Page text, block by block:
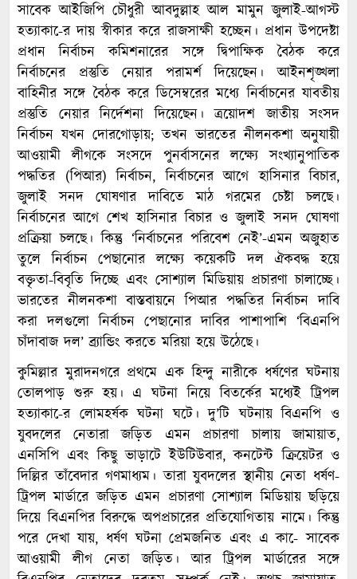
সাবেক আইজিপি চৌধুরী আবদুল্লাহ আল মামুন জুলাই-আগস্ট
হত্যাকা-ের দায় স্বীকার করে রাজসাক্ষী হচ্ছেন। প্রধান উপদেষ্টা
প্রধান নির্বাচন কমিশনারের সঙ্গে দ্বিপাক্ষিক বৈঠক করে
নির্বাচনের প্রস্তুতি নেয়ার পরামর্শ দিয়েছেন। আইনশৃঙ্খলা
বাহিনীর সঙ্গে বৈঠক করে ডিসেম্বরের মধ্যে নির্বাচনের যাবতীয়
প্রস্তুতি নেয়ার নির্দেশনা দিয়েছেন। ত্রয়োদশ জাতীয় সংসদ
নির্বাচন যখন দোরগোড়ায়; তখন ভারতের নীলনকশা অনুযায়ী
আওয়ামী লীগকে সংসদে পুনর্বাসনের লক্ষ্যে সংখ্যানুপাতিক
পদ্ধতির (পিআর) নির্বাচন, নির্বাচনের আগে হাসিনার বিচার,
জুলাই সনদ ঘোষণার দাবিতে মাঠ গরমের চেষ্টা চলছে।
নির্বাচনের আগে শেখ হাসিনার বিচার ও জুলাই সনদ ঘোষণা
প্রক্রিয়া চলছে। কিন্তু ‘নির্বাচনের পরিবেশ নেই’-এমন অজুহাত
তুলে নির্বাচন পেছানোর লক্ষ্যে কয়েকটি দল ঐকবদ্ধ হয়ে
বক্তৃতা-বিবৃতি দিচ্ছে এবং সোশ্যাল মিডিয়ায় প্রচারণা চালাচ্ছে।
ভারতের নীলনকশা বাস্তবায়নে পিআর পদ্ধতির নির্বাচন দাবি
করা দলগুলো নির্বাচন পেছানোর দাবির পাশাপাশি ‘বিএনপি
চাঁদাবাজ দল’ ব্র্যান্ডিং করতে মরিয়া হয়ে উঠেছে।
কুমিল্লার মুরাদনগরে প্রথমে এক হিন্দু নারীকে ধর্ষণের ঘটনায়
তোলপাড় শুরু হয়। এ ঘটনা নিয়ে বিতর্কের মধ্যেই ট্রিপল
হত্যাকা-ের লোমহর্ষক ঘটনা ঘটে। দু’টি ঘটনায় বিএনপি ও
যুবদলের নেতারা জড়িত এমন প্রচারণা চালায় জামায়াত,
এনসিপি এবং কিছু ভাড়াটে ইউটিউবার, কনটেন্ট ক্রিয়েটর ও
দিল্লির তাঁবেদার গণমাধ্যম। তারা যুবদলের স্থানীয় নেতা ধর্ষণ-
ট্রিপল মার্ডারে জড়িত এমন প্রচারণা সোশ্যাল মিডিয়ায় ছড়িয়ে
দিয়ে বিএনপির বিরুদ্ধে অপপ্রচারের প্রতিযোগিতায় নামে। কিন্তু
পরে দেখা যায়, ধর্ষণ ঘটনা প্রেমজনিত এবং এ কা-ে সাবেক
আওয়ামী লীগ নেতা জড়িত। আর ট্রিপল মার্ডারের সঙ্গে